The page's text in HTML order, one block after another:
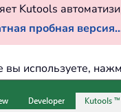
Kutools
пробная
используете,